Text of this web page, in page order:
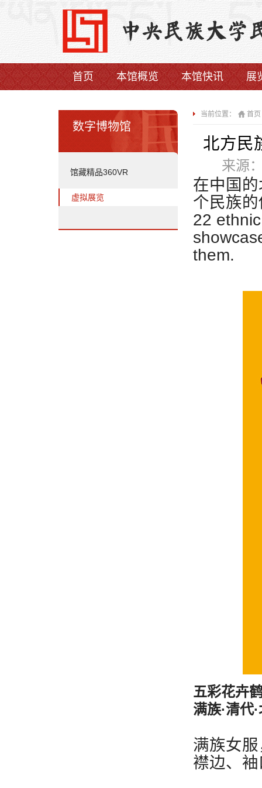
首页 本馆概览 本馆快讯 展
数字博物馆
馆藏精品360VR
虚拟展览
当前位置： 首页
北方民
来源
在中国
个民族
22
them.
五彩花卉
满族·清代
满族女
襟边、